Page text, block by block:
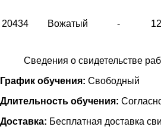
20434 Вожатый -
Сведения о свидетельстве
График обучения: Свободный
Длительность обучения:
Доставка: Бесплатная доставка